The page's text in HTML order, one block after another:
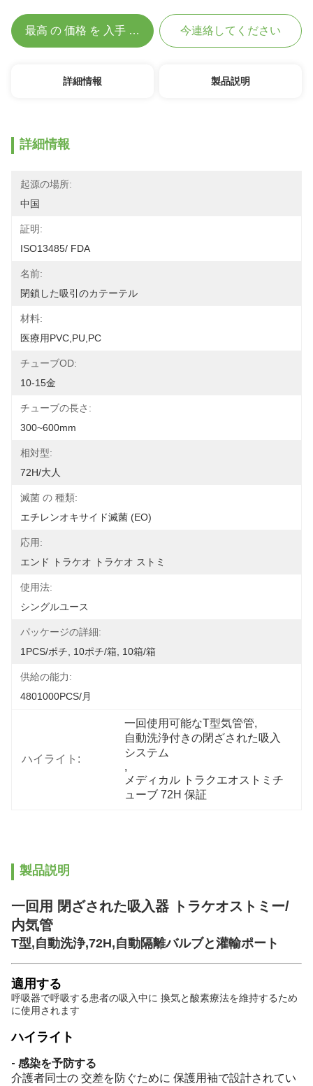
最高 の 価格 を 入手 する 今連絡してください
詳細情報 製品説明
詳細情報
起源の場所:
中国
証明:
ISO13485/ FDA
名前:
閉鎖した吸引のカテーテル
材料:
医療用PVC,PU,PC
チューブOD:
10-15金
チューブの長さ:
300~600mm
相対型:
72H/大人
滅菌 の 種類:
エチレンオキサイド滅菌 (EO)
応用:
エンド トラケオ トラケオ ストミ
使用法:
シングルユース
パッケージの詳細:
1PCS/ポチ, 10ポチ/箱, 10箱/箱
供給の能力:
4801000PCS/月
ハイライト:
一回使用可能なT型気管管,
自動洗浄付きの閉ざされた吸入
システム
,
メディカル トラクエオストミチ
ューブ 72H 保証
製品説明
一回用 閉ざされた吸入器 トラケオストミー/
内気管
T型,自動洗浄,72H,自動隔離バルブと灌輸ポート
適用する
呼吸器で呼吸する患者の吸入中に 換気と酸素療法を維持するため
に使用されます
ハイライト
- 感染を予防する
介護者同士の 交差を防ぐために 保護用袖で設計されてい